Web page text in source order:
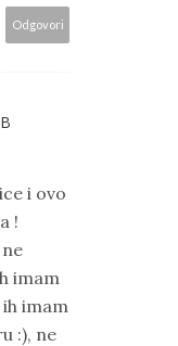
Odgovori
i ovo
!
imam
imam
:), ne